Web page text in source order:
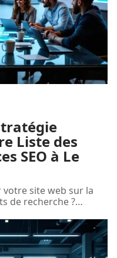
Liste des
SEO à Le
site web sur la
de recherche ?…